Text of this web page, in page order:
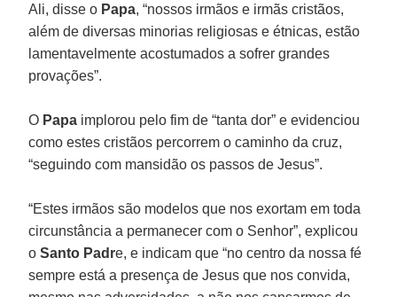
Ali, disse o Papa, “nossos irmãos e irmãs cristãos,
além de diversas minorias religiosas e étnicas, estão
lamentavelmente acostumados a sofrer grandes
provações”.
O Papa implorou pelo fim de “tanta dor” e evidenciou
como estes cristãos percorrem o caminho da cruz,
“seguindo com mansidão os passos de Jesus”.
“Estes irmãos são modelos que nos exortam em toda
circunstância a permanecer com o Senhor”, explicou
oSanto Padre, e indicam que “no centro da nossa fé
sempre está a presença de Jesus que nos convida,